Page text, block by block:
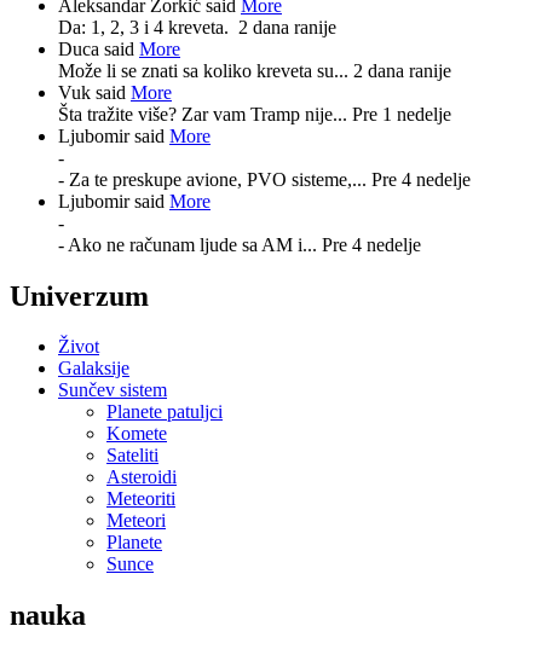
Aleksandar Zorkić said More
Da: 1, 2, 3 i 4 kreveta. 2 dana ranije
Duca said More
Može li se znati sa koliko kreveta su... 2 dana ranije
Vuk said More
Šta tražite više? Zar vam Tramp nije... Pre 1 nedelje
Ljubomir said More
-
- Za te preskupe avione, PVO sisteme,... Pre 4 nedelje
Ljubomir said More
-
- Ako ne računam ljude sa AM i... Pre 4 nedelje
Univerzum
Život
Galaksije
Sunčev sistem
Planete patuljci
Komete
Sateliti
Asteroidi
Meteoriti
Meteori
Planete
Sunce
nauka